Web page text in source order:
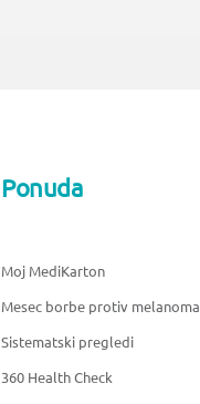
Ponuda
Moj MediKarton
Mesec borbe protiv melanoma
Sistematski pregledi
360 Health Check